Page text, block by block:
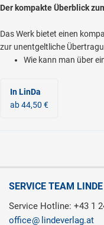
Der kompakte Überblick
Das Werk bietet einen
zur unentgeltliche
Wie kann man über
In LinDa
ab 44,50 €
SERVICE TEAM LINDE
Service Hotline: +43 1
office
lindeverlag.at